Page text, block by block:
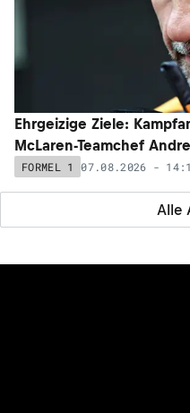
Alle
Ehrgeizige Ziele:
McLaren-Teamchef
FORMEL 1 07.08.2026 -